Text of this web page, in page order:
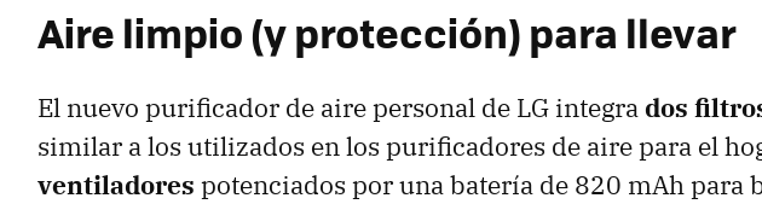
Aire limpio (y protección) para llevar
El nuevo purificador de aire personal de LG integrados
similar a los utilizados en los purificadores de aire para el
ventiladores potenciados por una batería de 820 mAh para